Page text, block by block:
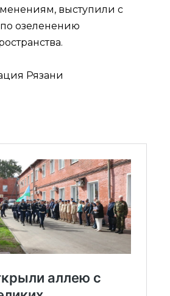
выступили с
озеленению
Рязани